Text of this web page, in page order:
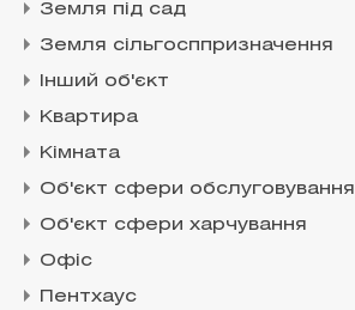
Земля під сад
Земля сільгосппризначення
Інший об'єкт
Квартира
Кімната
Об'єкт сфери обслуговування
Об'єкт сфери харчування
Офіс
Пентхаус